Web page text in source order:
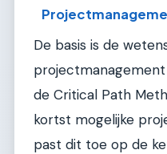
De basis is de
projectmanagement
de Critical Path
kortst mogelijke
past dit toe op de